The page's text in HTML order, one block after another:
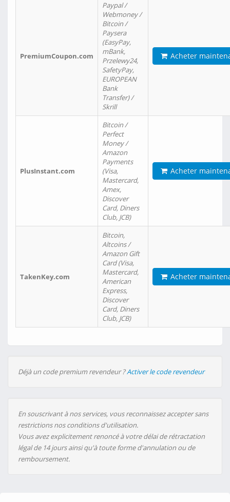
PremiumCoupon.com
Paypal /
Webmoney /
Bitcoin /
Paysera
(EasyPay,
mBank,
Przelewy24,
SafetyPay,
EUROPEAN
Bank
Transfer) /
Skrill
Acheter
PlusInstant.com
Bitcoin /
Perfect
Money /
Amazon
Payments
(Visa,
Mastercard,
Amex,
Discover
Card, Diners
Club, JCB)
Acheter
TakenKey.com
Bitcoin,
Altcoins /
Amazon Gift
Card (Visa,
Mastercard,
American
Express,
Discover
Card, Diners
Club, JCB)
Acheter
Déjà un code premium revendeur ?Activer le code revendeur
En souscrivant à nos services, vous reconnaissez accepter sans
restrictions nos conditions d'utilisation.
Vous avez explicitement renoncé à votre délai de rétractation
légal de 14 jours ainsi qu'à toute forme d'annulation ou de
remboursement.